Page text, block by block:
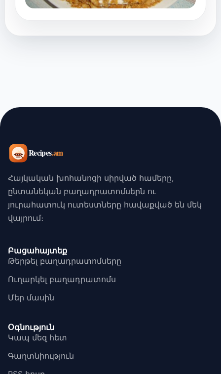
Հայկական խոհանոցի սիրված համերը,
ընտանեկան բաղադրատոմսերն ու
յուրահատուկ ուտեստները հավաքված են մեկ
վայրում։
Բացահայտեք
Թերթել բաղադրատոմսերը
Ուղարկել բաղադրատոմս
Մեր մասին
Օգնություն
Կապ մեզ հետ
Գաղտնիություն